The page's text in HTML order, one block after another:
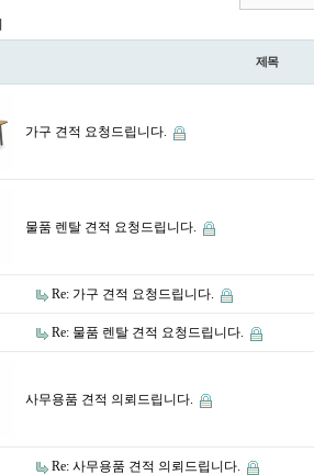
제목
가구 견적 요청드립니다.
물품 렌탈 견적 요청드립니다.
Re: 가구 견적 요청드립니다.
Re: 물품 렌탈 견적 요청드립니다.
사무용품 견적 의뢰드립니다.
Re: 사무용품 견적 의뢰드립니다.